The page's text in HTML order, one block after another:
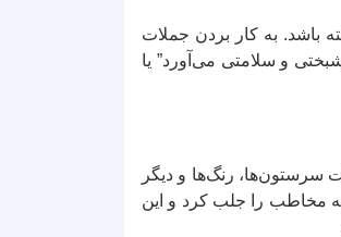
باشد. به کار بردن جملات
و سلامتی می‌آورد” یا
سرستون‌ها، رنگ‌ها و دیگر
مخاطب را جلب کرد و این